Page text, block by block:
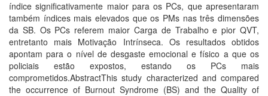
índice significativamente maior para os PCs, que apresentaram
também índices mais elevados que os PMs nas três dimensões
da SB. Os PCs referem maior Carga de Trabalho e pior QVT,
entretanto mais Motivação Intrínseca. Os resultados obtidos
apontam para o nível de desgaste emocional e físico a que os
policiais estão expostos, estando os PCs mais
comprometidos.AbstractThis study characterized and compared
the occurrence of Burnout Syndrome (BS) and the Quality of